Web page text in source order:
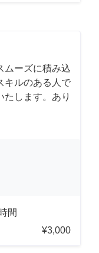
ムーズに積み込
キルのある人で
たします。あり
間
¥3,000